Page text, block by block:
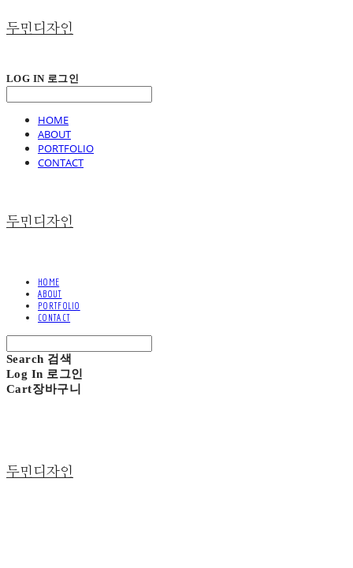
두민디자인
LOG IN 로그인
HOME
ABOUT
PORTFOLIO
CONTACT
두민디자인
HOME
ABOUT
PORTFOLIO
CONTACT
Search 검색
Log In 로그인
Cart장바구니
두민디자인